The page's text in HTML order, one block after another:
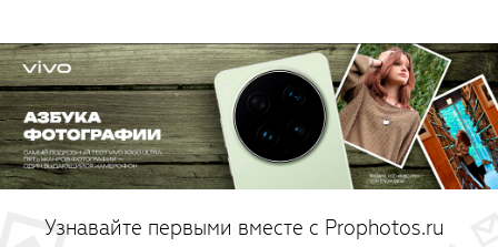
Узнавайте первыми вместе с Prophotos.ru